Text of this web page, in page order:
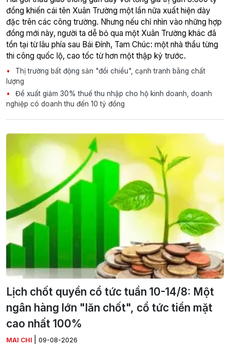
đồng khiến cái tên Xuân Trường một lần nữa xuất hiện dày
đặc trên các công trường. Nhưng nếu chỉ nhìn vào những hợp
đồng mới này, người ta dễ bỏ qua một Xuân Trường khác đã
tồn tại từ lâu phía sau Bái Đính, Tam Chúc: một nhà thầu từng
thi công quốc lộ, cao tốc từ hơn một thập kỷ trước.
Thị trường bất động sản "đổi chiều", cạnh tranh bằng chất
lượng
Đề xuất giảm 30% thuế thu nhập cho hộ kinh doanh, doanh
nghiệp có doanh thu đến 10 tỷ đồng
Lịch chốt quyền cổ tức tuần 10-14/8: Một
ngân hàng lớn "lăn chốt", cổ tức tiền mặt
cao nhất 100%
MAI CHI 09-08-2026